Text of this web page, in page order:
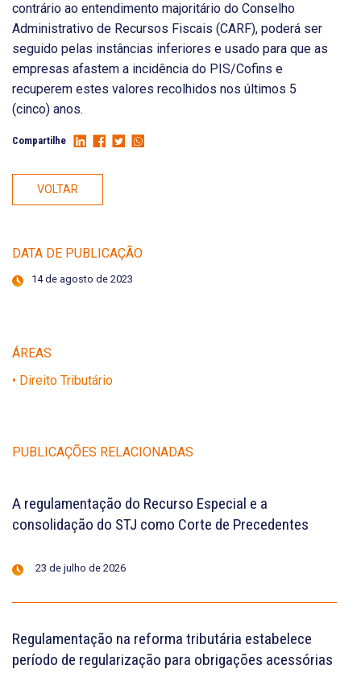
contrário ao entendimento majoritário do Conselho
Administrativo de Recursos Fiscais (CARF), poderá ser
seguido pelas instâncias inferiores e usado para que as
empresas afastem a incidência do PIS/Cofins e
recuperem estes valores recolhidos nos últimos 5
(cinco) anos.
Compartilhe
VOLTAR
DATA DE PUBLICAÇÃO
14 de agosto de 2023
ÁREAS
• Direito Tributário
PUBLICAÇÕES RELACIONADAS
A regulamentação do Recurso Especial e a
consolidação do STJ como Corte de Precedentes
23 de julho de 2026
Regulamentação na reforma tributária estabelece
período de regularização para obrigações acessórias